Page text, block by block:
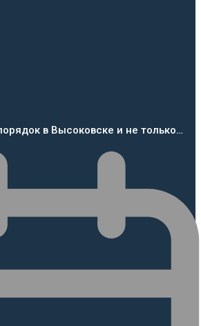
в Высоковске и не только…